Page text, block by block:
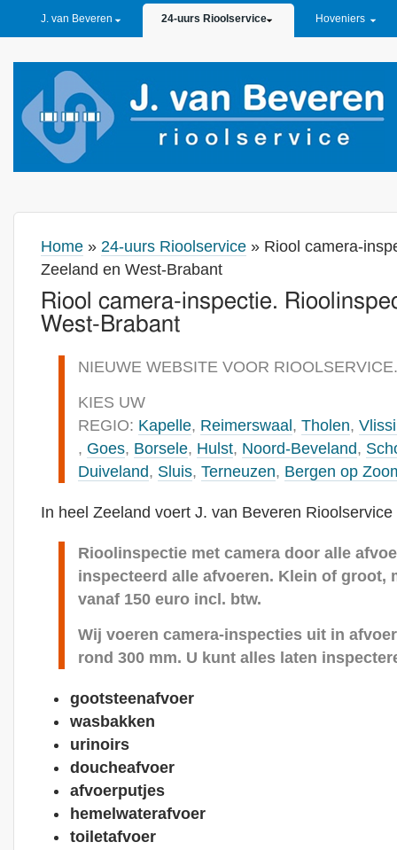
J. van Beveren 24-uurs Rioolservice Hoveniers
Home » 24-uurs Rioolservice » Riool camera-
Zeeland en West-Brabant
Riool camera-inspectie.
West-Brabant
NIEUWE WEBSITE VOOR
KIES UW
REGIO: Kapelle, Reimerswaal , Tholen,
, Goes, Borsele, Hulst, Noord-Beveland,
Duiveland, Sluis, Terneuzen, Bergen op
In heel Zeeland voert J. van Beveren
Rioolinspectie met camera door alle
inspecteerd alle afvoeren. Klein of groot,
vanaf 150 euro incl. btw.
Wij voeren camera-inspecties uit in
rond 300 mm. U kunt alles laten
gootsteenafvoer
wasbakken
urinoirs
doucheafvoer
afvoerputjes
hemelwaterafvoer
toiletafvoer